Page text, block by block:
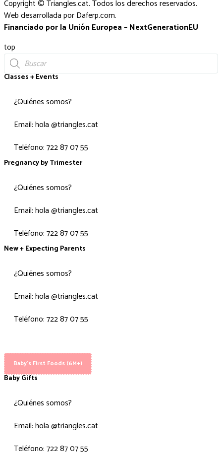
Copyright © Triangles.cat. Todos los derechos reservados.
Web desarrollada porDaferp.com.
Financiado por la Unión Europea – NextGenerationEU
top
Classes + Events
¿Quiénes somos?
Email: hola @triangles.cat
Teléfono: 722 87 07 55
Pregnancy by Trimester
¿Quiénes somos?
Email: hola @triangles.cat
Teléfono: 722 87 07 55
New + Expecting Parents
¿Quiénes somos?
Email: hola @triangles.cat
Teléfono: 722 87 07 55
Baby's First Foods (6M+)
Baby Gifts
¿Quiénes somos?
Email: hola @triangles.cat
Teléfono: 722 87 07 55